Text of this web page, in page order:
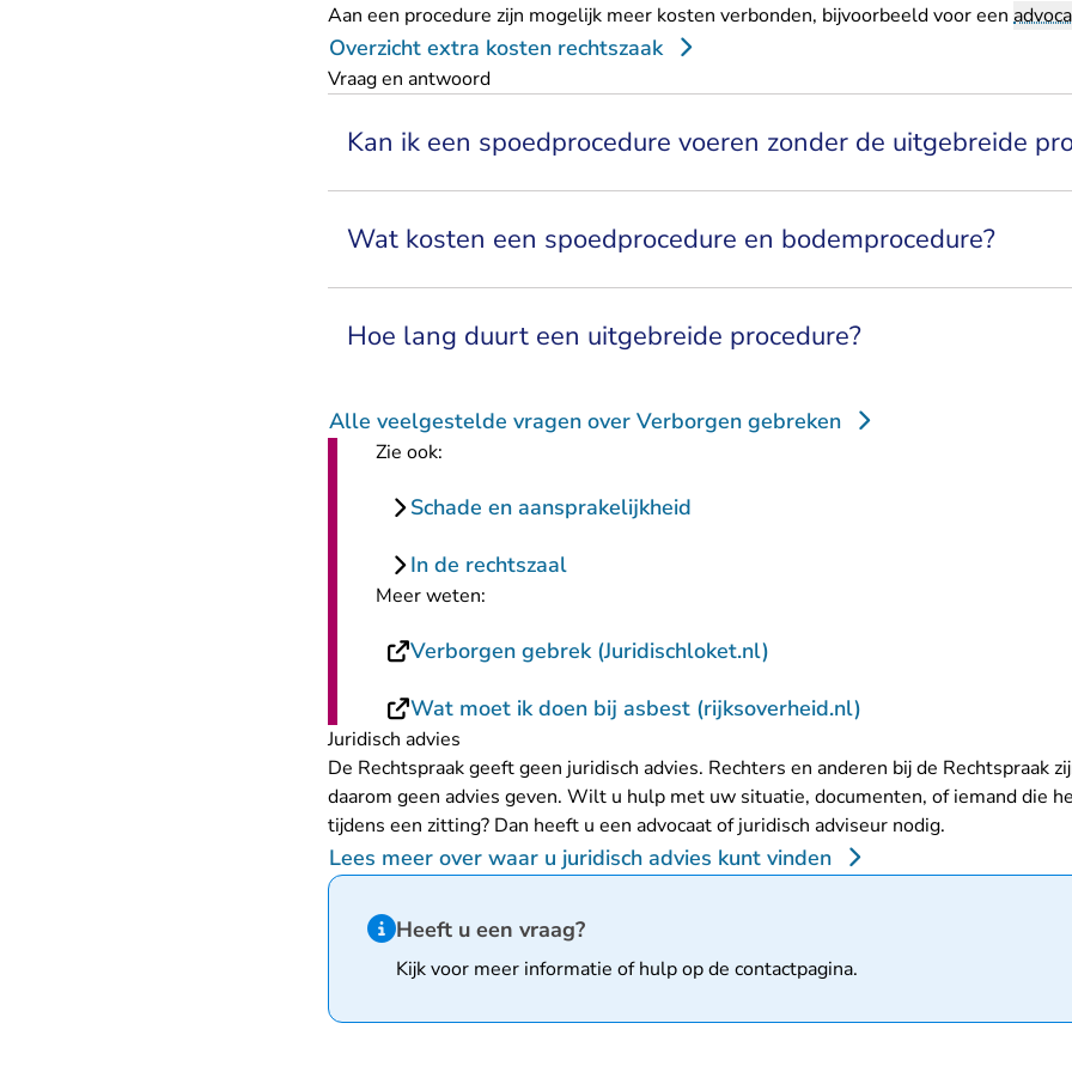
Aan een procedure zijn mogelijk meer kosten verbonden, bijvoorbeeld voor een
Overzicht extra kosten rechtszaak
Vraag en antwoord
Kan ik een spoedprocedure voeren zonder de uitgebreide
Wat kosten een spoedprocedure en bodemprocedure?
Hoe lang duurt een uitgebreide procedure?
Alle veelgestelde vragen over Verborgen gebreken
Zie ook:
Schade en aansprakelijkheid
In de rechtszaal
Meer weten:
Verborgen gebrek (Juridischloket.nl)
Wat moet ik doen bij asbest (rijksoverheid.nl)
Juridisch advies
De Rechtspraak geeft geen juridisch advies. Rechters en anderen bij de Rechtspraak
daarom geen advies geven. Wilt u hulp met uw situatie, documenten, of iemand die
tijdens een zitting? Dan heeft u een advocaat of juridisch adviseur nodig.
Lees meer over waar u juridisch advies kunt vinden
Hint van type informatie
Heeft u een vraag?
Kijk voor meer informatie of hulp op de contactpagina.